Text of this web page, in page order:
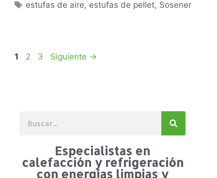
estufas de aire, estufas de pellet, Sosener
1 2 3 Siguiente →
Especialistas en
calefacción y refrigeración
con energías limpias y